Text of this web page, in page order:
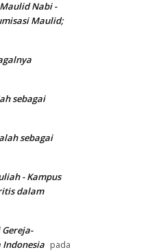
Nabi -
Maulid;
sebagai
sebagai
- Kampus
dalam
Indonesia pada